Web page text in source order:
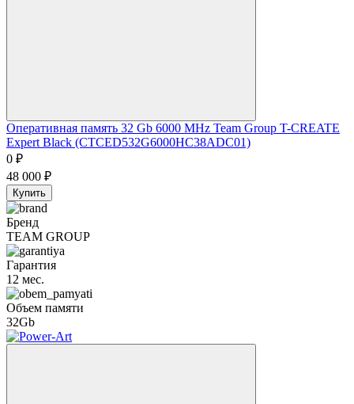
Оперативная память 32 Gb 6000 MHz Team Group T-CREATE
Expert Black (CTCED532G6000HC38ADC01)
0 ₽
48 000 ₽
Купить
Бренд
TEAM GROUP
Гарантия
12 мес.
Объем памяти
32Gb